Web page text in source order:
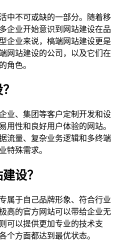
中不可或缺的一部分。随着移
企业开始意识到网站建设在品
企业来说，槁端网站建设更是
网站建设的公司，以及它们在
角色。
业、集团等客户定制开发和设
用性和良好用户体验的网站。
流量、复杂业务逻辑和多终端
特殊需求。
设？
属于自己品牌形象、符合行业
高的官方网站可以带给企业无
可以提供更加专业的技术支
个方面都达到最优状态。